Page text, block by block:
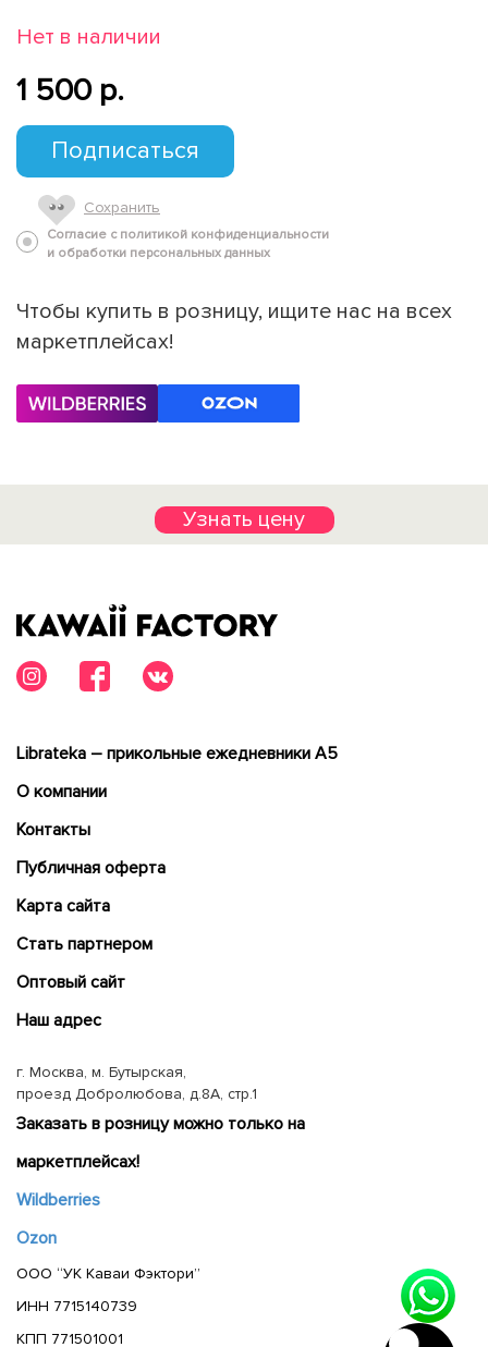
Нет в наличии
1 500 p.
Подписаться
Сохранить
Согласие с политикой конфиденциальности
и обработки персональных данных
Чтобы купить в розницу, ищите нас на всех
маркетплейсах!
Узнать цену
Librateka – прикольные ежедневники А5
О компании
Контакты
Публичная оферта
Карта сайта
Cтать партнером
Оптовый сайт
Наш адрес
г. Москва, м. Бутырская,
проезд Добролюбова, д.8А, стр.1
Заказать в розницу можно только на
маркетплейсах!
Wildberries
Ozon
ООО “УК Каваи Фэктори”
ИНН 7715140739
КПП 771501001